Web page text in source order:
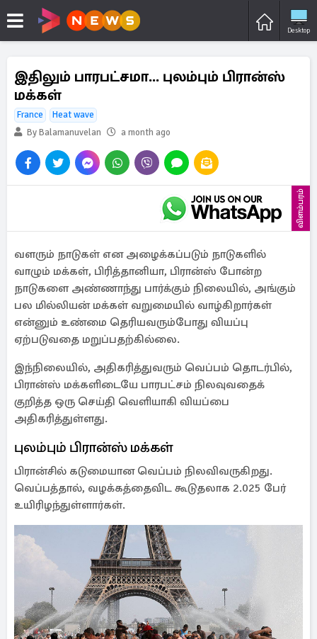
Desktop
இதிலும் பாரபட்சமா... புலம்பும் பிரான்ஸ்
மக்கள்
France
Heat wave
By Balamanuvelan
a month ago
விளம்பரம்
வளரும் நாடுகள் என அழைக்கப்படும் நாடுகளில்
வாழும் மக்கள், பிரித்தானியா, பிரான்ஸ் போன்ற
நாடுகளை அண்ணாந்து பார்க்கும் நிலையில், அங்கும்
பல மில்லியன் மக்கள் வறுமையில் வாழ்கிறார்கள்
என்னும் உண்மை தெரியவரும்போது வியப்பு
ஏற்படுவதை மறுப்பதற்கில்லை.
இந்நிலையில், அதிகரித்துவரும் வெப்பம் தொடர்பில்,
பிரான்ஸ் மக்களிடையே பாரபட்சம் நிலவுவதைக்
குறித்த ஒரு செய்தி வெளியாகி வியப்பை
அதிகரித்துள்ளது.
புலம்பும் பிரான்ஸ் மக்கள்
பிரான்சில் கடுமையான வெப்பம் நிலவிவருகிறது.
வெப்பத்தால், வழக்கத்தைவிட கூடுதலாக 2.025 பேர்
உயிரிழந்துள்ளார்கள்.